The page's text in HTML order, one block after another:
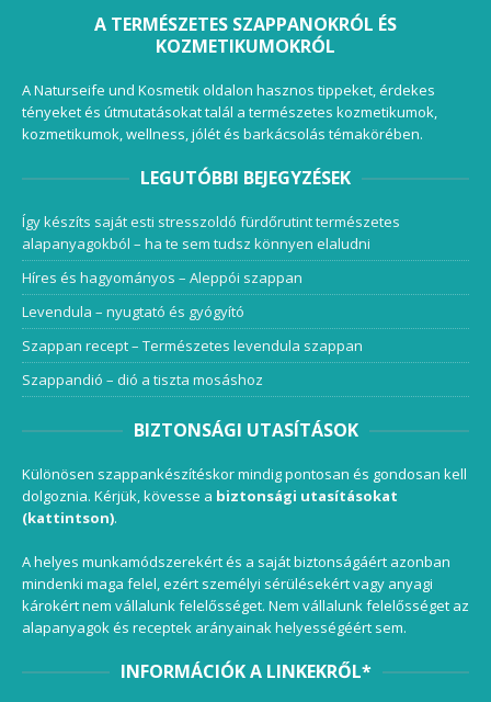
A TERMÉSZETES SZAPPANOKRÓL ÉS
KOZMETIKUMOKRÓL
A Naturseife und Kosmetik oldalon hasznos tippeket, érdekes
tényeket és útmutatásokat talál a természetes kozmetikumok,
kozmetikumok, wellness, jólét és barkácsolás témakörében.
LEGUTÓBBI BEJEGYZÉSEK
Így készíts saját esti stresszoldó fürdőrutint természetes
alapanyagokból – ha te sem tudsz könnyen elaludni
Híres és hagyományos – Aleppói szappan
Levendula – nyugtató és gyógyító
Szappan recept – Természetes levendula szappan
Szappandió – dió a tiszta mosáshoz
BIZTONSÁGI UTASÍTÁSOK
Különösen szappankészítéskor mindig pontosan és gondosan kell
dolgoznia. Kérjük, kövesse a biztonsági utasításokat
(kattintson).
A helyes munkamódszerekért és a saját biztonságáért azonban
mindenki maga felel, ezért személyi sérülésekért vagy anyagi
károkért nem vállalunk felelősséget. Nem vállalunk felelősséget az
alapanyagok és receptek arányainak helyességéért sem.
INFORMÁCIÓK A LINKEKRŐL*